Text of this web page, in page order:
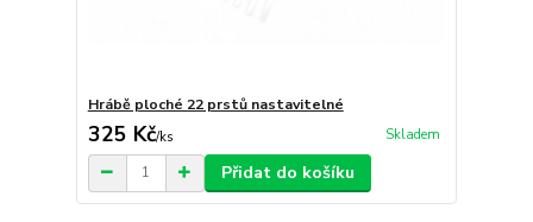
Hrábě ploché 22 prstů nastavitelné
325 Kč/ks Skladem
Přidat do košíku